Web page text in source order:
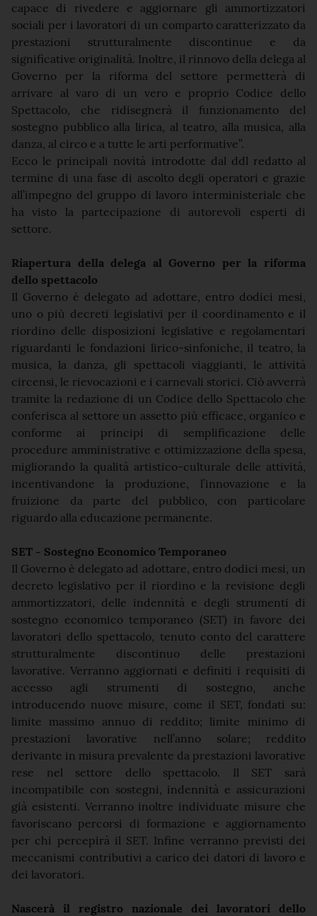
capace di rivedere e aggiornare gli ammortizzatori
sociali per i lavoratori di un comparto caratterizzato da
prestazioni strutturalmente discontinue e da
significative originalità. Inoltre, il rinnovo della delega al
Governo per la riforma del settore permetterà di
arrivare al varo di un vero e proprio Codice dello
Spettacolo, che ridisegnerà il funzionamento del
sostegno pubblico alla lirica, al teatro, alla musica, alla
danza, al circo e a tutte le arti performative”.
Ecco le principali novità introdotte dal ddl redatto al
termine di una fase di ascolto degli operatori e grazie
all’impegno del gruppo di lavoro interministeriale che
ha visto la partecipazione di autorevoli esperti di
settore.
Riapertura della delega al Governo per la riforma
dello spettacolo
Il Governo è delegato ad adottare, entro dodici mesi,
uno o più decreti legislativi per il coordinamento e il
riordino delle disposizioni legislative e regolamentari
riguardanti le fondazioni lirico-sinfoniche, il teatro, la
musica, la danza, gli spettacoli viaggianti, le attività
circensi, le rievocazioni e i carnevali storici. Ciò avverrà
tramite la redazione di un Codice dello Spettacolo che
conferisca al settore un assetto più efficace, organico e
conforme ai principi di semplificazione delle
procedure amministrative e ottimizzazione della spesa,
migliorando la qualità artistico-culturale delle attività,
incentivandone la produzione, l’innovazione e la
fruizione da parte del pubblico, con particolare
riguardo alla educazione permanente.
SET - Sostegno Economico Temporaneo
Il Governo è delegato ad adottare, entro dodici mesi, un
decreto legislativo per il riordino e la revisione degli
ammortizzatori, delle indennità e degli strumenti di
sostegno economico temporaneo (SET) in favore dei
lavoratori dello spettacolo, tenuto conto del carattere
strutturalmente discontinuo delle prestazioni
lavorative. Verranno aggiornati e definiti i requisiti di
accesso agli strumenti di sostegno, anche
introducendo nuove misure, come il SET, fondati su:
limite massimo annuo di reddito; limite minimo di
prestazioni lavorative nell’anno solare; reddito
derivante in misura prevalente da prestazioni lavorative
rese nel settore dello spettacolo. Il SET sarà
incompatibile con sostegni, indennità e assicurazioni
già esistenti. Verranno inoltre individuate misure che
favoriscano percorsi di formazione e aggiornamento
per chi percepirà il SET. Infine verranno previsti dei
meccanismi contributivi a carico dei datori di lavoro e
dei lavoratori.
Nascerà il registro nazionale dei lavoratori dello